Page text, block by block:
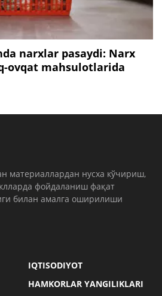
narxlar pasaydi: Narx
ovqat mahsulotlarida
материаллардан нусха кўчириш,
фойдаланиш фақат
билан амалга оширилиши
IQTISODIYOT
HAMKORLAR YANGILIKLARI